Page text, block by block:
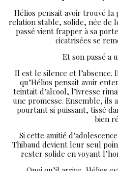
Hélios pensait avoir trouvé la
relation stable, solide, née de
passé vient frapper à sa
cicatrisées se
Et son passé a
Il est le silence et l’absence.
qu’Hélios pensait avoir
teintait d’alcool, l’ivresse
une promesse. Ensemble, ils
pourtant si puissant, tissé
bien
Si cette amitié
Thibaud devient leur seul
rester solide en voyant